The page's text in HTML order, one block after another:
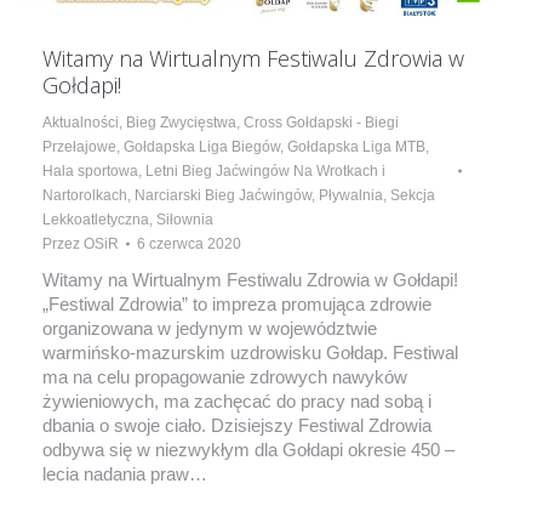
Witamy na Wirtualnym Festiwalu Zdrowia w
Gołdapi!
Aktualności, Bieg Zwycięstwa, Cross Gołdapski - Biegi
Przełajowe, Gołdapska Liga Biegów, Gołdapska Liga MTB,
Hala sportowa, Letni Bieg Jaćwingów Na Wrotkach i
Nartorolkach, Narciarski Bieg Jaćwingów, Pływalnia, Sekcja
Lekkoatletyczna, Siłownia
Przez OSiR 6 czerwca 2020
Witamy na Wirtualnym Festiwalu Zdrowia w Gołdapi!
„Festiwal Zdrowia” to impreza promująca zdrowie
organizowana w jedynym w województwie
warmińsko-mazurskim uzdrowisku Gołdap. Festiwal
ma na celu propagowanie zdrowych nawyków
żywieniowych, ma zachęcać do pracy nad sobą i
dbania o swoje ciało. Dzisiejszy Festiwal Zdrowia
odbywa się w niezwykłym dla Gołdapi okresie 450 –
lecia nadania praw…